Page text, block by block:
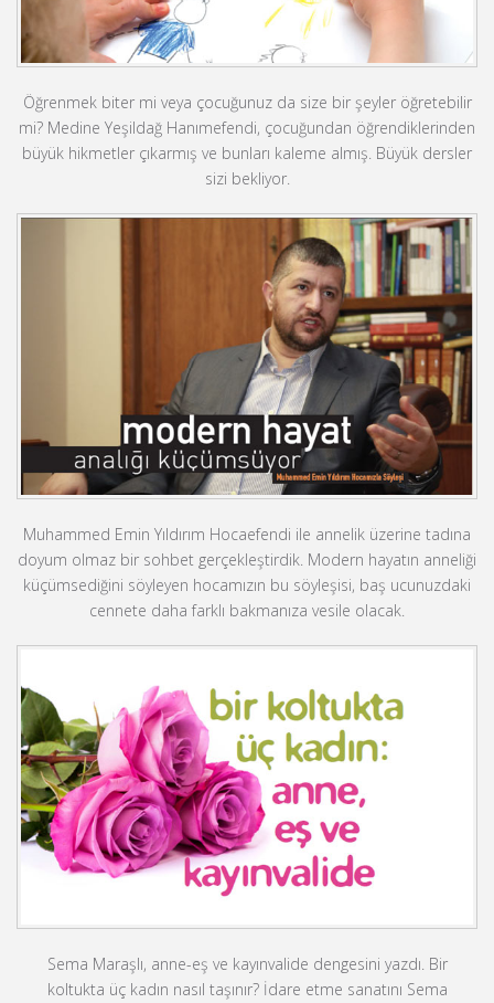
Öğrenmek biter mi veya çocuğunuz da size bir şeyler öğretebilir
mi? Medine Yeşildağ Hanımefendi, çocuğundan öğrendiklerinden
büyük hikmetler çıkarmış ve bunları kaleme almış. Büyük dersler
sizi bekliyor.
Muhammed Emin Yıldırım Hocaefendi ile annelik üzerine tadına
doyum olmaz bir sohbet gerçekleştirdik. Modern hayatın anneliği
küçümsediğini söyleyen hocamızın bu söyleşisi, baş ucunuzdaki
cennete daha farklı bakmanıza vesile olacak.
Sema Maraşlı, anne-eş ve kayınvalide dengesini yazdı. Bir
koltukta üç kadın nasıl taşınır? İdare etme sanatını Sema